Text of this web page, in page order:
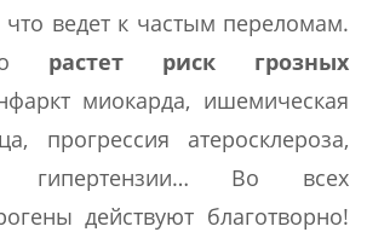
что ведет к частым переломам.
растет риск грозных
миокарда, ишемическая
прогрессия атеросклероза,
гипертензии… Во всех
действуют благотворно!